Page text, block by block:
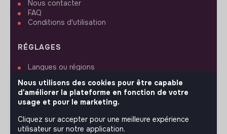
Nous contacter
FAQ
Conditions d'utilisation
RÉGLAGES
Langues ou régions
Paramètres des cookies
Nous utilisons des cookies pour être capable
d'améliorer la plateforme en fonction de votre
usage et pour le marketing.
Cliquez sur accepter pour une meilleure expérience
utilisateur sur notre application.